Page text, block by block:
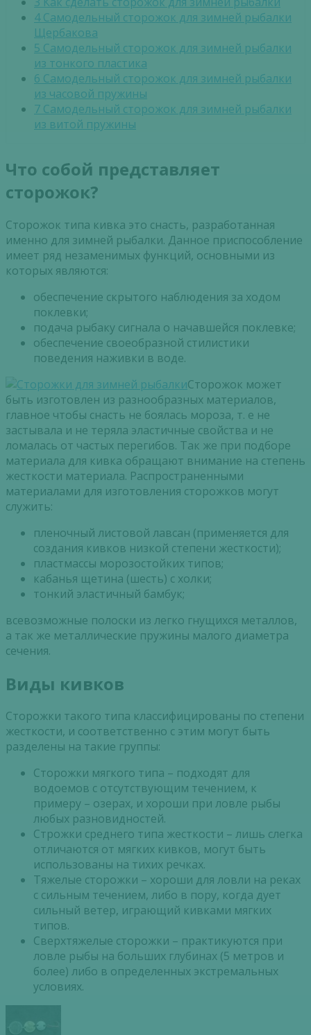
4Самодельный сторожок для зимней рыбалки
Щербакова
5 Самодельный сторожок для зимней рыбалки
из тонкого пластика
6 Самодельный сторожок для зимней рыбалки
из часовой пружины
7 Самодельный сторожок для зимней рыбалки
из витой пружины
Что собой представляет
сторожок?
Сторожок типа кивка это снасть, разработанная
именно для зимней рыбалки. Данное приспособление
имеет ряд незаменимых функций, основными из
которых являются:
обеспечение скрытого наблюдения за ходом
поклевки;
подача рыбаку сигнала о начавшейся поклевке;
обеспечение своеобразной стилистики
поведения наживки в воде.
Сторожок может
быть изготовлен из разнообразных материалов,
главное чтобы снасть не боялась мороза, т. е не
застывала и не теряла эластичные свойства и не
ломалась от частых перегибов. Так же при подборе
материала для кивка обращают внимание на степень
жесткости материала. Распространенными
материалами для изготовления сторожков могут
служить:
пленочный листовой лавсан (применяется для
создания кивков низкой степени жесткости);
пластмассы морозостойких типов;
кабанья щетина (шесть) с холки;
тонкий эластичный бамбук;
всевозможные полоски из легко гнущихся металлов,
а так же металлические пружины малого диаметра
сечения.
Виды кивков
Сторожки такого типа классифицированы по степени
жесткости, и соответственно с этим могут быть
разделены на такие группы:
Сторожки мягкого типа – подходят для
водоемов с отсутствующим течением, к
примеру – озерах, и хороши при ловле рыбы
любых разновидностей.
Строжки среднего типа жесткости – лишь слегка
отличаются от мягких кивков, могут быть
использованы на тихих речках.
Тяжелые сторожки – хороши для ловли на реках
с сильным течением, либо в пору, когда дует
сильный ветер, играющий кивками мягких
типов.
Сверхтяжелые сторожки – практикуются при
ловле рыбы на больших глубинах (5 метров и
более) либо в определенных экстремальных
условиях.